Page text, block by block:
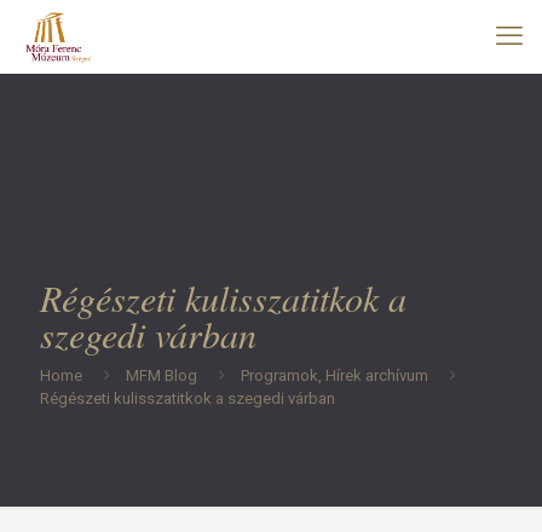
Régészeti kulisszatitkok a
szegedi várban
Home MFM Blog
Programok, Hírek archívum
Régészeti kulisszatitkok a szegedi várban